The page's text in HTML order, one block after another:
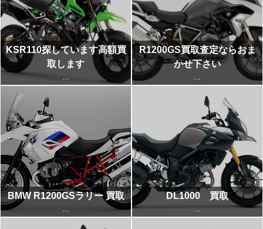
KSR110探しています高額買
取します
R1200GS買取査定ならおま
かせ下さい
BMW R1200GSラリー 買取 DL1000 買取